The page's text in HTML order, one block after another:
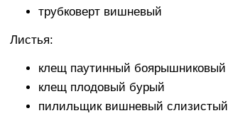
трубковерт вишневый
Листья:
клещ паутинный боярышниковый
клещ плодовый бурый
пилильщик вишневый слизистый